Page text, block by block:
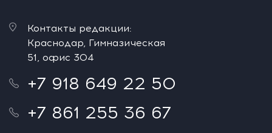
Контакты редакции:
Краснодар, Гимназическая
51, офис 304
+7 918 649 22 50
+7 861 255 36 67